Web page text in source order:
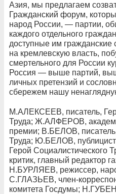
Азия, мы предлагаем
Гражданский форум,
народ России, — партии,
каждого отдельного
доступные им гражданские
на кремлевскую власть,
смертельного для России
Россия — выше партий,
личных претензий и
сбережем нашу
М.АЛЕКСЕЕВ, писатель,
Труда; Ж.АЛФЕРОВ,
премии; В.БЕЛОВ,
Труда; Ю.БЕЛОВ,
Герой
критик, главный редактор
Н.БУРЛЯЕВ, режиссер,
С.ГЛАЗЬЕВ, член-
комитета Госдумы;